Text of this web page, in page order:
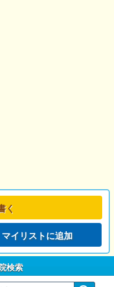
く
マイリストに追加
検索